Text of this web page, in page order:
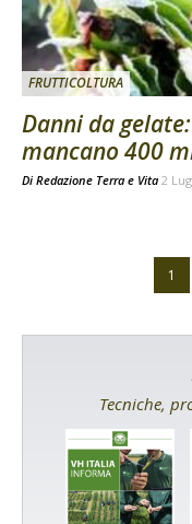
FRUTTICOLTURA
Danni da
mancano 400
Di Redazione Terra e Vita 2
1
Tecniche,